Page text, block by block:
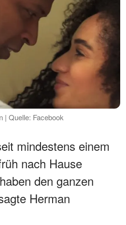
| Quelle: Facebook
mindestens einem
nach Hause
den ganzen
Herman